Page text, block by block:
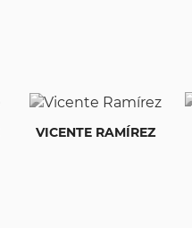
VICENTE RAMÍREZ